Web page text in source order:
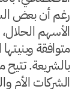
رغم أن بعض
متوافقة
بالشريعة.
الشركات الأم